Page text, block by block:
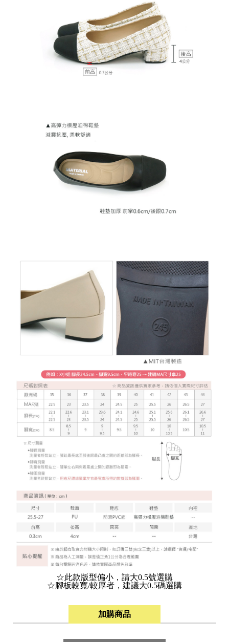
☆此款版型偏小，請大0.5號選購
☆腳板較寬/較厚者，建議大0.5碼選購
加購商品